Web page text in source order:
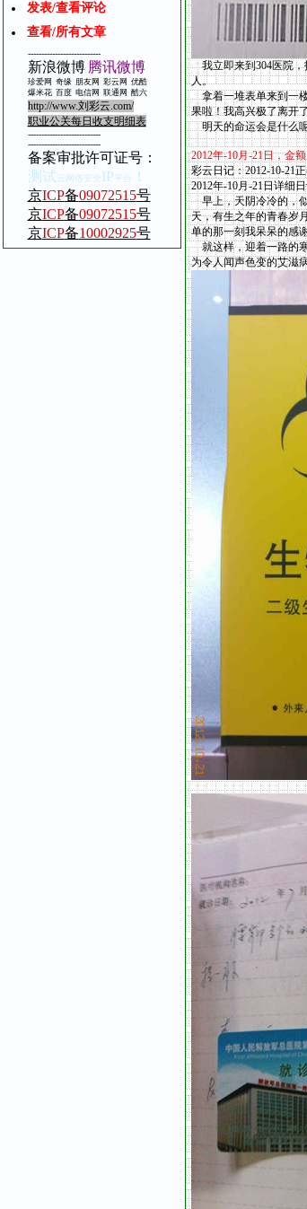
发表/查看评论
查看/所有文章
---------------------------
新浪微博 腾讯微博
珍爱网 奇缘 朋友网 彩云网 优酷
爆米花 百度 电信网 联通网 酷六
http://www.刘彩云.com/
职业公关每日收支明细表
---------------------------
---------------------------
备案审批许可证号：
测试 云网络安全IP平台
！
京ICP备09072515号
京ICP备09072515号
京ICP备10002925号
我立即来到304医院，
人。
拿着一堆表单来到一楼
果啦！我高兴极了离开
明天的命运会是什么
2012年-10月-21日，金
彩云日记：2012-10-21
2012年-10月-21日详细
早上，天阴冷冷的，似
天，有生之年的青春岁
单的那一刻我呆呆的感
就这样，迎着一路的寒
为令人闻声色变的艾滋